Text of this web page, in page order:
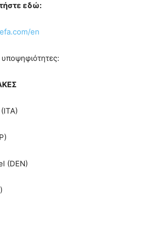
εδώ:
en
(DEN)